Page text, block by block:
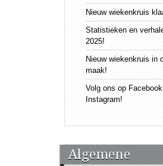
Nieuw wiekenkruis
Statistieken en
2025!
Nieuw wiekenkruis in
maak!
Volg ons op
Instagram!
Algemene